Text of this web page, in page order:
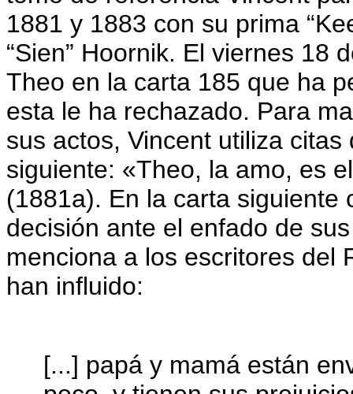
1881 y 1883 con su prima
“Sien” Hoornik. El viernes 18
Theo en la carta 185 que ha
esta le ha rechazado. Para
sus actos, Vincent utiliza
siguiente: «Theo, la amo, es
(1881a). En la carta siguiente
decisión ante el enfado de
menciona a los escritores del
han influido:
[...] papá y mamá están